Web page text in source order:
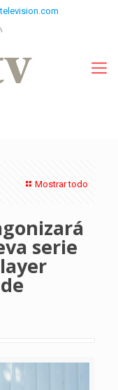
Mostrar todo
serie